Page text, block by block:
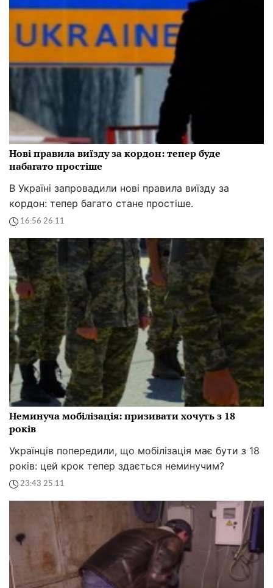
Нові правила виїзду за кордон: тепер буде
набагато простіше
В Україні запровадили нові правила виїзду за
кордон: тепер багато стане простіше.
16:56 26.11
Неминуча мобілізація: призивати хочуть з 18
років
Українців попередили, що мобілізація має бути з 18
років: цей крок тепер здається неминучим?
23:43 25.11